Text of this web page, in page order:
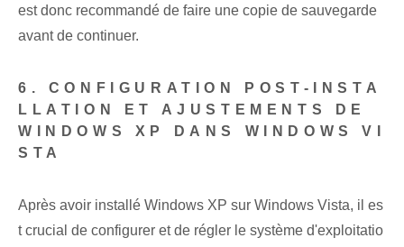
est donc recommandé de faire une copie de sauvegarde
avant de continuer.
6. CONFIGURATION POST-INSTA
LLATION ET AJUSTEMENTS DE
WINDOWS XP DANS WINDOWS VI
STA
Après avoir installé Windows XP sur Windows‍ Vista, il es
t crucial de configurer et de régler le système d'exploitatio